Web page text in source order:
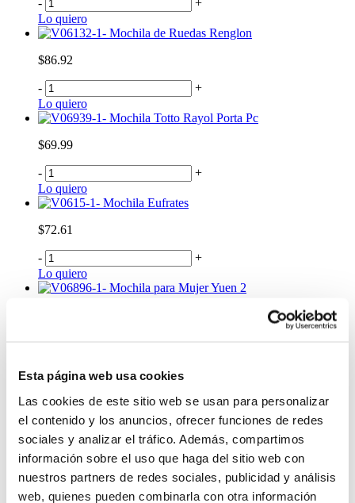
Esta página web usa cookies
Las cookies de este sitio web se usan para personalizar
el contenido y los anuncios, ofrecer funciones de redes
sociales y analizar el tráfico. Además, compartimos
información sobre el uso que haga del sitio web con
nuestros partners de redes sociales, publicidad y análisis
web, quienes pueden combinarla con otra información
-
+
Lo quiero
Mochila de Ruedas Renglon
$86.92
-
+
Lo quiero
Mochila Totto Rayol Porta Pc
$69.99
-
+
Lo quiero
Mochila Eufrates
$72.61
-
+
Lo quiero
Mochila para Mujer Yuen 2
Mochila Para Mujer Goctal
$66.99
-
+
Lo quiero
Mochila de Ruedas para Mujer Renglon
$86.92